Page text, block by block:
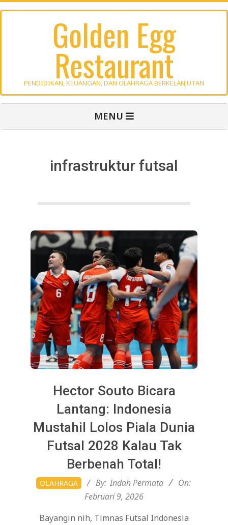
Skip
Golden Egg
Restaurant
PENDIDIKAN, KEUANGAN, DAN OLAHRAGA BERKELANJUTAN
MENU
infrastruktur futsal
Hector Souto Bicara
Lantang: Indonesia
Mustahil Lolos Piala Dunia
Futsal 2028 Kalau Tak
Berbenah Total!
2026-
02-
OLAHRAGA By: Indah Permata
On:
Februari 9, 2026
Bayangin nih, Timnas Futsal Indonesia